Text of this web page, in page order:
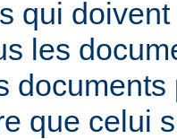
qui
les
que celui